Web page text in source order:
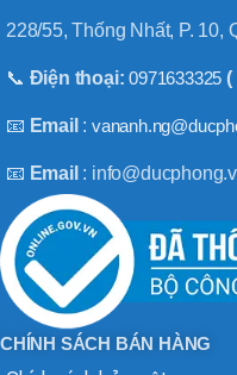
228/55, Thống Nhất, P. 10,
📞 Điện thoại:0971633325 (
📧 Email :
📧 Email :
CHÍNH SÁCH BÁN HÀNG